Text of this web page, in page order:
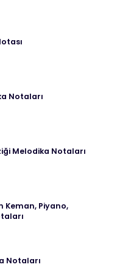
Notaları
Melodika Notaları
Keman, Piyano,
Notaları